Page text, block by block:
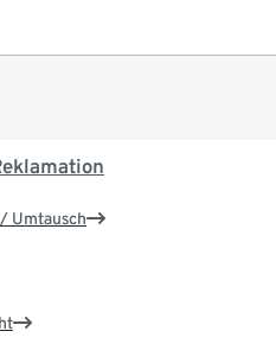
Umtausch